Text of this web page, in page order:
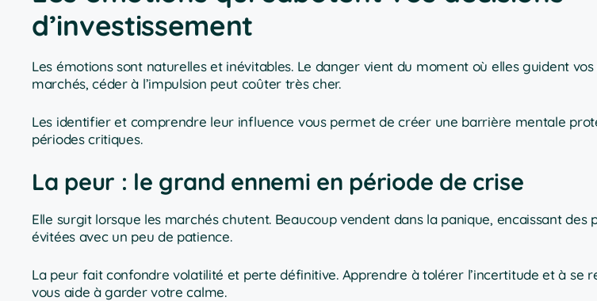
d’investissement
Les émotions sont naturelles et inévitables. Le danger vient du moment où elles guident
marchés, céder à l’impulsion peut coûter très cher.
Les identifier et comprendre leur influence vous permet de créer une barrière mentale
périodes critiques.
La peur : le grand ennemi en période de crise
Elle surgit lorsque les marchés chutent. Beaucoup vendent dans la panique, encaissant des
évitées avec un peu de patience.
La peur fait confondre volatilité et perte définitive. Apprendre à tolérer l’incertitude et à se
vous aide à garder votre calme.